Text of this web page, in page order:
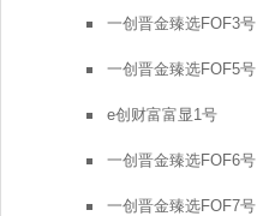
一创晋金臻选FOF3号
一创晋金臻选FOF5号
e创财富富显1号
一创晋金臻选FOF6号
一创晋金臻选FOF7号